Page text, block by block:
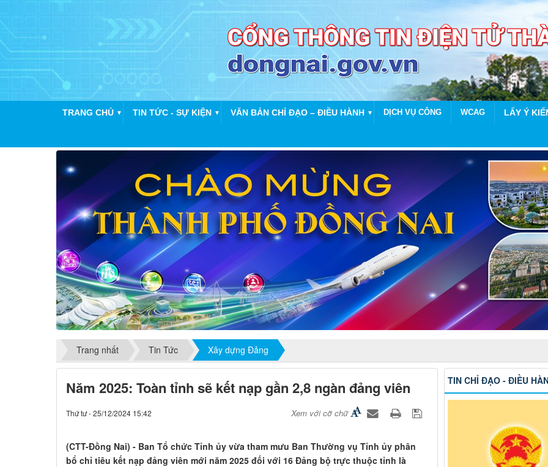
TRANG CHỦ ▼ TIN TỨC - SỰ KIỆN ▼ VĂN BẢN CHỈ ĐẠO – ĐIỀU HÀNH ▼ DỊCH VỤ CÔNG WCAG LẤY Ý
Trang nhất Tin Tức Xây dựng Đảng
Năm 2025: Toàn tỉnh sẽ kết nạp gần 2,8 ngàn đảng viên
Thứ tư - 25/12/2024 15:42 Xem với cỡ chữ
(CTT-Đồng Nai) - Ban Tổ chức Tỉnh ủy vừa tham mưu Ban Thường vụ Tỉnh ủy phân
bổ chỉ tiêu kết nạp đảng viên mới năm 2025 đối với 16 Đảng bộ trực thuộc tỉnh là
TIN CHỈ ĐẠO - ĐIỀU